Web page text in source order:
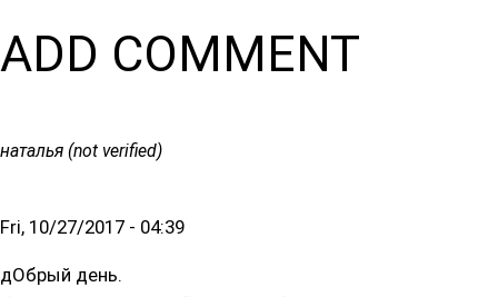
ADD COMMENT
наталья (not verified)
Fri, 10/27/2017 - 04:39
дОбрый день.